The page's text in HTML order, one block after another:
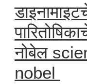
नोबेल
nobel